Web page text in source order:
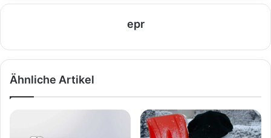
epr
Ähnliche Artikel